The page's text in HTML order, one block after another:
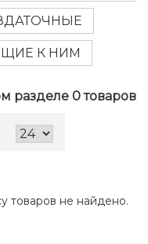
К НИМ
разделе 0 товаров
товаров не найдено.